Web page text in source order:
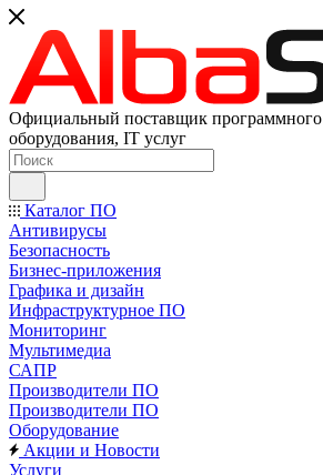
Официальный поставщик
оборудования, IT услуг
Каталог ПО
Антивирусы
Безопасность
Бизнес-приложения
Графика и дизайн
Инфраструктурное ПО
Мониторинг
Мультимедиа
САПР
Производители ПО
Производители ПО
Оборудование
Акции и Новости
Услуги